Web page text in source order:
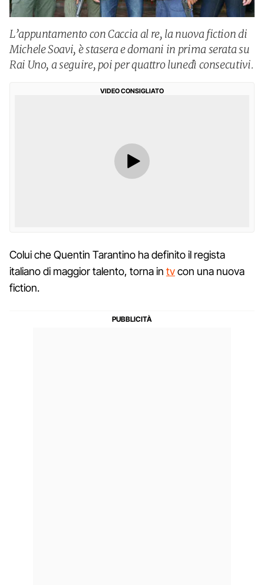
L’appuntamento con Caccia al re, la nuova fiction di
Michele Soavi, è stasera e domani in prima serata su
Rai Uno, a seguire, poi per quattro lunedì consecutivi.
VIDEO CONSIGLIATO
Colui che Quentin Tarantino ha definito il regista
italiano di maggior talento, torna in tvcon una nuova
fiction.